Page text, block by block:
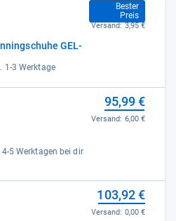
GEL-
1-3 Werktage
Bester
Preis
87,90 €
Versand: 3,95 €
5 Werktagen bei dir
95,99 €
Versand: 6,00 €
103,92 €
Versand: 0,00 €